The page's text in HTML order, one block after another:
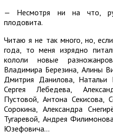
— Несмотря ни на что,
плодовита.
Читаю я не так много, но,
года, то меня изрядно
кололи новые
Владимира Березина, Алины
Дмитрия Данилова, Натальи
Сергея Лебедева,
Пустовой, Антона Секисова,
Сорокина, Александра
Тугаревой, Андрея
Юзефовича…